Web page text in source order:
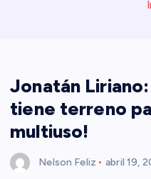
Jonatán Liriano:
tiene terreno
multiuso!
Nelson Feliz abril 19,